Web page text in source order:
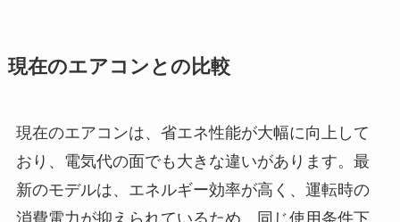
現在のエアコンとの比較
現在のエアコンは、省エネ性能が大幅に向上して
おり、電気代の面でも大きな違いがあります。最
新のモデルは、エネルギー効率が高く、運転時の